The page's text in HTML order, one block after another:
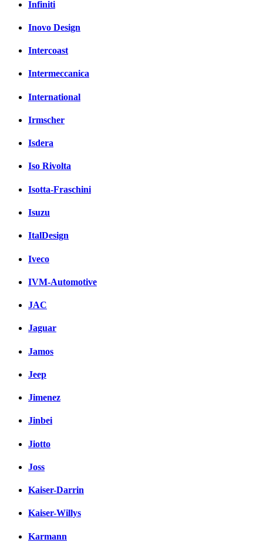
Infiniti
Inovo Design
Intercoast
Intermeccanica
International
Irmscher
Isdera
Iso Rivolta
Isotta-Fraschini
Isuzu
ItalDesign
Iveco
IVM-Automotive
JAC
Jaguar
Jamos
Jeep
Jimenez
Jinbei
Jiotto
Joss
Kaiser-Darrin
Kaiser-Willys
Karmann